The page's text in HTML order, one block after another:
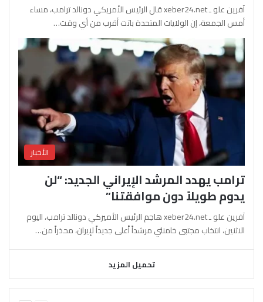
آفرين علو ـ xeber24.net قال الرئيس الأمريكي دونالد ترامب، مساء
أمس الجمعة، إن الولايات المتحدة باتت أقرب من أي وقت…
الأخبار
ترامب يهدد المرشد الإيراني الجديد: “لن
يدوم طويلاً دون موافقتنا”
آفرين علو ـ xeber24.net هاجم الرئيس الأميركي دونالد ترامب، اليوم
الاثنين، انتخاب مجتبى خامنئي مرشداً أعلى جديداً لإيران، محذراً من…
تحميل المزيد